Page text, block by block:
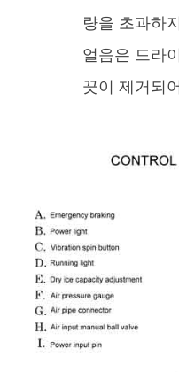
량을 초과하
얼음은 드라
끗이 제거되